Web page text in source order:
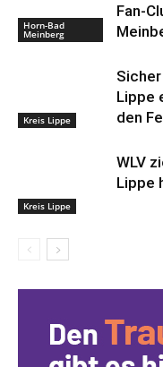
Horn-Bad
Meinberg
Fan-
Kreis Lippe
Lippe
den
Kreis Lippe
WLV
Lippe